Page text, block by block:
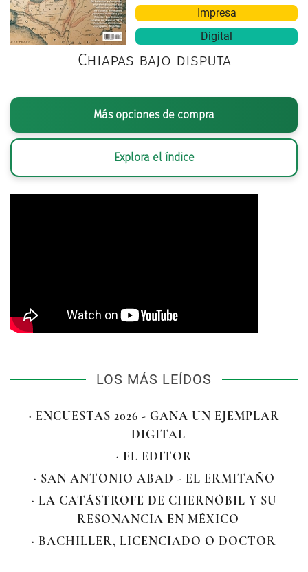
Impresa
Digital
Chiapas bajo disputa
Más opciones de compra
Explora el índice
LOS MÁS LEÍDOS
· ENCUESTAS 2026 - GANA UN EJEMPLAR
DIGITAL
· EL EDITOR
· SAN ANTONIO ABAD - EL ERMITAÑO
· LA CATÁSTROFE DE CHERNÓBIL Y SU
RESONANCIA EN MÉXICO
· BACHILLER, LICENCIADO O DOCTOR